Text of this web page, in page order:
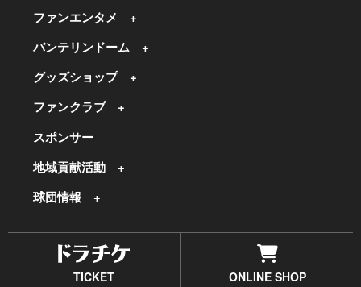
ファンエンタメ
バンテリンドーム
グッズショップ
ファンクラブ
スポンサー
地域貢献活動
球団情報
TICKET ONLINE SHOP